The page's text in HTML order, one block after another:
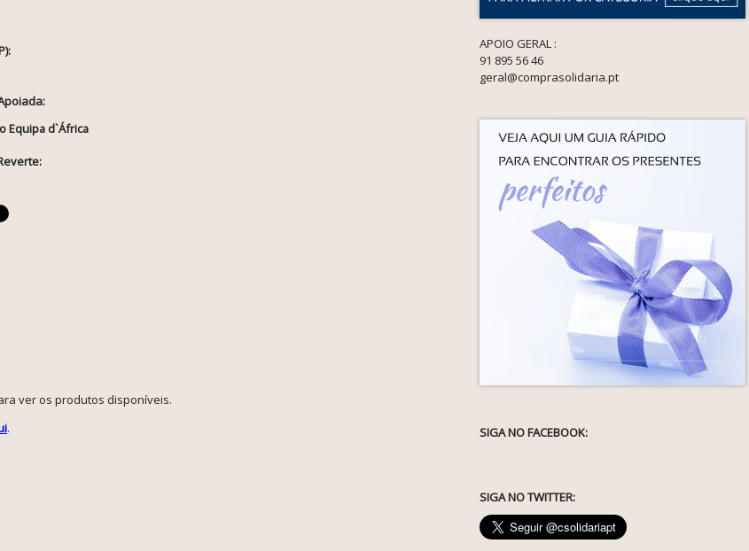
Equipa d`África
ver os produtos disponíveis.
.
APOIO GERAL :
91 895 56 46
geral@comprasolidaria.pt
SIGA NO FACEBOOK:
SIGA NO TWITTER: